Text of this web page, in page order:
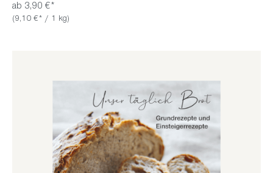
ab 3,90 €*
(9,10 €* / 1 kg)